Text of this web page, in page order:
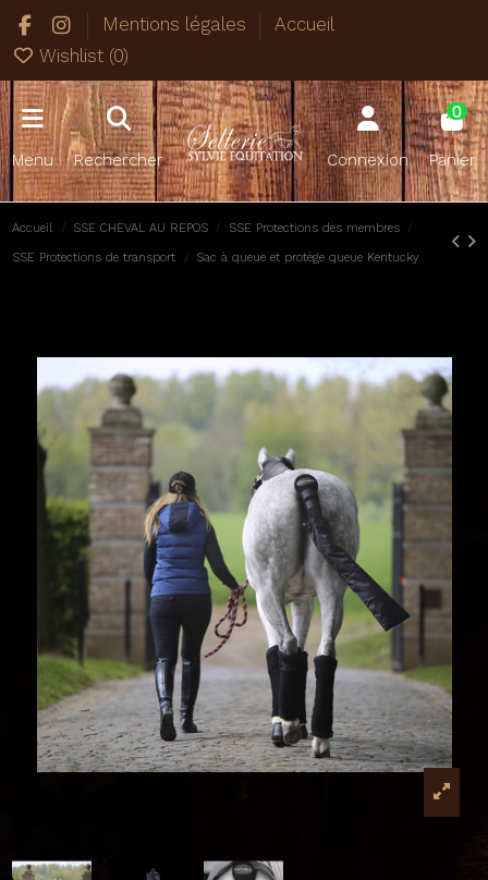
Mentions légales
Accueil
Wishlist (0)
Menu Rechercher Connexion
0
Panier
Accueil SSE CHEVAL AU REPOS SSE Protections des membres
SSE Protections de transport Sac à queue et protège queue Kentucky